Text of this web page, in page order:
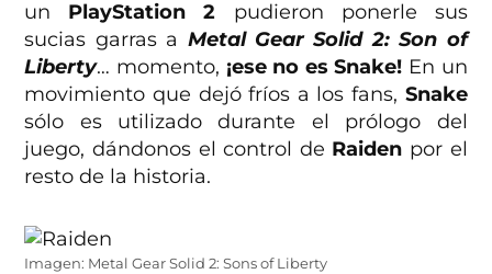
un PlayStation 2 pudieron ponerle sus
sucias garras a Metal Gear Solid 2: Son of
Liberty… momento, ¡ese no es Snake! En un
movimiento que dejó fríos a los fans, Snake
sólo es utilizado durante el prólogo del
juego, dándonos el control de Raiden por el
resto de la historia.
Imagen: Metal Gear Solid 2: Sons of Liberty